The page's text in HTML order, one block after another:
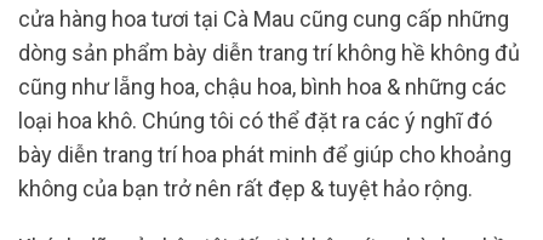
cửa hàng hoa tươi tại Cà Mau cũng cung cấp những
dòng sản phẩm bày diễn trang trí không hề không đủ
cũng như lẵng hoa, chậu hoa, bình hoa & những các
loại hoa khô. Chúng tôi có thể đặt ra các ý nghĩ đó
bày diễn trang trí hoa phát minh để giúp cho khoảng
không của bạn trở nên rất đẹp & tuyệt hảo rộng.